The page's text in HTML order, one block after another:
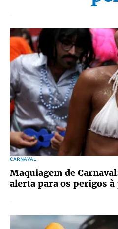
CARNAVAL
Maquiagem de
alerta para os perigos à